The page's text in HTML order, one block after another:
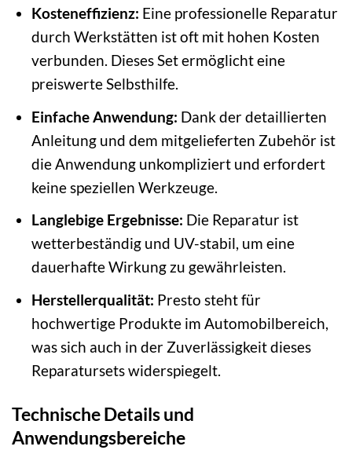
Kosteneffizienz: Eine professionelle Reparatur
durch Werkstätten ist oft mit hohen Kosten
verbunden. Dieses Set ermöglicht eine
preiswerte Selbsthilfe.
Einfache Anwendung: Dank der detaillierten
Anleitung und dem mitgelieferten Zubehör ist
die Anwendung unkompliziert und erfordert
keine speziellen Werkzeuge.
Langlebige Ergebnisse: Die Reparatur ist
wetterbeständig und UV-stabil, um eine
dauerhafte Wirkung zu gewährleisten.
Herstellerqualität: Presto steht für
hochwertige Produkte im Automobilbereich,
was sich auch in der Zuverlässigkeit dieses
Reparatursets widerspiegelt.
Technische Details und
Anwendungsbereiche